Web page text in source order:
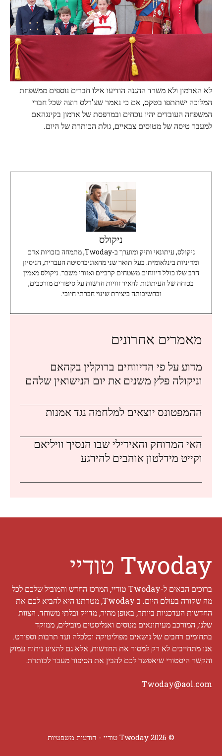
לא הארמון ולא משרד ההגנה הודיעו אילו חברים נוספים ממשפחת
המלוכה ישתתפו בטקס, אם כי נאמר שצ'רלס רוצה שכל חברי
המשפחה העובדים יהיו נוכחים ובמרפסת של ארמון בקינגהאם
למעבר טיסה של מטוסים צבאיים, גולת הכותרת של היום.
ניקולס
ניקולס, עיתונאי ותיק ומוערך ב-Twoday, מתמחה בזכויות אדם
ומדיניות בינלאומית. בעל תואר שני מהאוניברסיטה העברית, הניסיון
הרב שלו כולל דיווחים משטחים קרביים ואזורי משבר. ניקולס מאמין
בכוחה של העיתונות להאיר זוויות חדשות על סיפורים מורכבים,
ובחשיבותה ביצירת שינוי חברתי חיובי.
מאמרים אחרונים
מדוע על פי הדיווחים ברוקלין בקהאם
וניקולה פלץ משנים את יום הנישואין שלהם
ההמפטונס יוצאים למלחמה נגד אמנות
האי המרוחק והאידילי שבו הנסיך וויליאם
וקייט מידלטון אוהבים להירגע
Twoday טודיי
ברוכים הבאים ל-Twoday טודיי, המרכז החדש והמוביל שלכם לכל
מה שקורה בעולם היום. ב Twoday, מטרתנו היא להביא לכם את
החדשות העדכניות ביותר, באופן מהיר, מדויק ובלתי משוחד. הצוות
שלנו, המורכב מעיתונאים מנוסים ואנליסטים מובילים, ממוקד
בתחומים רחבים של נושאים מפוליטיקה וכלכלה ועד תרבות וספורט.
אנו מתחייבים לא רק למסור את החדשות, אלא גם להציע ניתוח עמוק
והקשר היסטורי שיאפשר לכם להבין את הסיפור מעבר לכותרת.
Twoday@aol.com
© 2026 Twoday טודיי - הודעות משפטיות